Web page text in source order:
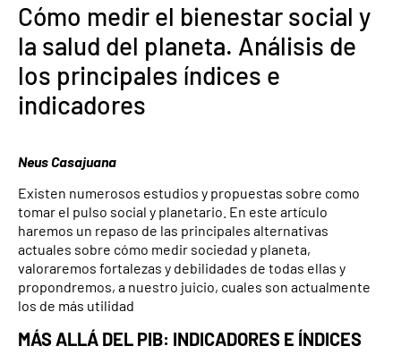
Cómo medir el bienestar social y
la salud del planeta. Análisis de
los principales índices e
indicadores
Neus Casajuana
Existen numerosos estudios y propuestas sobre como
tomar el pulso social y planetario. En este artículo
haremos un repaso de las principales alternativas
actuales sobre cómo medir sociedad y planeta,
valoraremos fortalezas y debilidades de todas ellas y
propondremos, a nuestro juicio, cuales son actualmente
los de más utilidad
MÁS ALLÁ DEL PIB: INDICADORES E ÍNDICES